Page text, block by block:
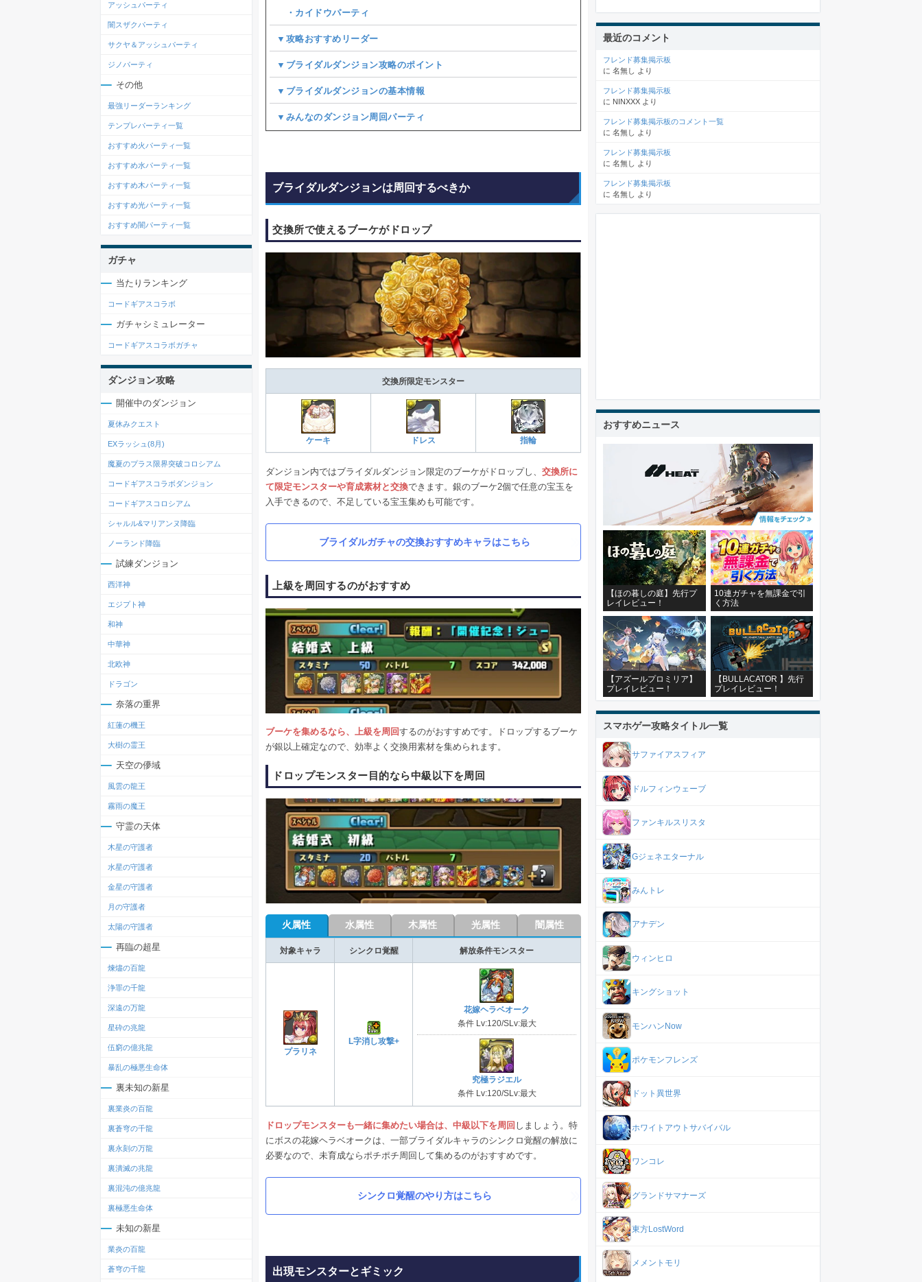
・カイドウパーティ
▼攻略おすすめリーダー
▼ブライダルダンジョン攻略のポイント
▼ブライダルダンジョンの基本情報
▼みんなのダンジョン周回パーティ
ブライダルダンジョンは周回するべきか
交換所で使えるブーケがドロップ
交換所限定モンスター
ケーキ ドレス 指輪
ダンジョン内ではブライダルダンジョン限定のブーケがドロップし、 交換所に
て限定モンスターや育成素材と交換できます。銀のブーケ2個で任意の宝玉を
入手できるので、不足している宝玉集めも可能です。
ブライダルガチャの交換おすすめキャラはこちら
上級を周回するのがおすすめ
ブーケを集めるなら、上級を周回するのがおすすめです。ドロップするブーケ
が銀以上確定なので、効率よく交換用素材を集められます。
ドロップモンスター目的なら中級以下を周回
火属性 水属性 木属性 光属性 闇属性
対象キャラ シンクロ覚醒 解放条件モンスター
プラリネ
L字消し攻撃+
花嫁ヘラベオーク
条件 Lv:120/SLv:最大
究極ラジエル
条件 Lv:120/SLv:最大
ドロップモンスターも一緒に集めたい場合は、中級以下を周回 しましょう。特
にボスの花嫁ヘラベオークは、一部ブライダルキャラのシンクロ覚醒の解放に
必要なので、未育成ならポチポチ周回して集めるのがおすすめです。
シンクロ覚醒のやり方はこちら
出現モンスターとギミック
アッシュパーティ
闇スザクパーティ
サクヤ＆アッシュパーティ
ジノパーティ
その他
最強リーダーランキング
テンプレパーティ一覧
おすすめ火パーティ一覧
おすすめ水パーティ一覧
おすすめ木パーティ一覧
おすすめ光パーティ一覧
おすすめ闇パーティ一覧
ガチャ
当たりランキング
コードギアスコラボ
ガチャシミュレーター
コードギアスコラボガチャ
ダンジョン攻略
開催中のダンジョン
夏休みクエスト
EXラッシュ(8月)
魔夏のプラス限界突破コロシアム
コードギアスコラボダンジョン
コードギアスコロシアム
シャルル&マリアンヌ降臨
ノーランド降臨
試練ダンジョン
西洋神
エジプト神
和神
中華神
北欧神
ドラゴン
奈落の重界
紅蓮の機王
大樹の霊王
天空の儚域
風雲の龍王
霧雨の魔王
守霊の天体
木星の守護者
水星の守護者
金星の守護者
月の守護者
太陽の守護者
再臨の超星
煉燼の百龍
浄罪の千龍
深遠の万龍
星砕の兆龍
伍窮の億兆龍
暴乱の極悪生命体
裏未知の新星
裏業炎の百龍
裏蒼穹の千龍
裏永刻の万龍
裏潰滅の兆龍
裏混沌の億兆龍
裏極悪生命体
未知の新星
業炎の百龍
蒼穹の千龍
最近のコメント
フレンド募集掲示板
に 名無し より
フレンド募集掲示板
に NINXXX より
フレンド募集掲示板のコメント一覧
に 名無し より
フレンド募集掲示板
に 名無し より
フレンド募集掲示板
に 名無し より
おすすめニュース
【ほの暮しの庭】先行プ
レイレビュー！
10連ガチャを無課金で引
く方法
【アズールプロミリア】
プレイレビュー！
【BULLACATOR 】先行
プレイレビュー！
スマホゲー攻略タイトル一覧
サファイアスフィア
ドルフィンウェーブ
ファンキルスリスタ
Gジェネエターナル
みんトレ
アナデン
ウィンヒロ
キングショット
モンハンNow
ポケモンフレンズ
ドット異世界
ホワイトアウトサバイバル
ワンコレ
グランドサマナーズ
東方LostWord
メメントモリ